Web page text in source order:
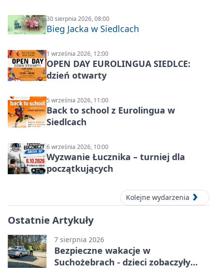
30 sierpnia 2026, 08:00
Bieg Jacka w Siedlcach
1 września 2026, 12:00
OPEN DAY EUROLINGUA SIEDLCE:
dzień otwarty
5 września 2026, 11:00
Back to school z Eurolingua w
Siedlcach
6 września 2026, 10:00
Wyzwanie Łucznika – turniej dla
początkujących
Kolejne wydarzenia
Ostatnie Artykuły
7 sierpnia 2026
Bezpieczne wakacje w
Suchożebrach - dzieci zobaczyły